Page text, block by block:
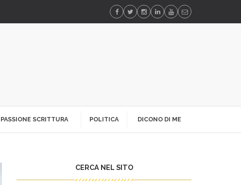
PASSIONE SCRITTURA POLITICA DICONO DI ME
CERCA NEL SITO